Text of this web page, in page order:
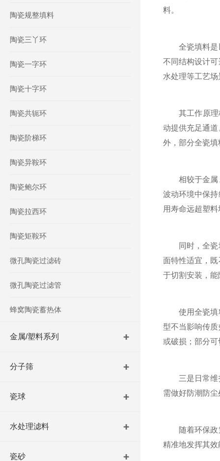
陶瓷规整填料
陶瓷三丫环
陶瓷一字环
陶瓷十字环
陶瓷共轭环
陶瓷阶梯环
陶瓷异鞍环
陶瓷鲍尔环
陶瓷拉西环
陶瓷矩鞍环
微孔陶瓷过滤砖
微孔陶瓷过滤管
蜂窝陶瓷蓄热体
金属/塑料系列
分子筛
瓷球
水处理滤料
瓷砂
料。
全瓷填料是以
不同结构设计
水处理等工艺
其工作原理核
动提供充足通
外，部分全瓷
相较于金属、
波动环境中保
用寿命远超塑
同时，全瓷填
面特性适宜，
于切割安装，
使用全瓷填料
型不当影响传
或破损；部分
三是日常维护
需做好防潮防
随着环保政策
精准地发挥其